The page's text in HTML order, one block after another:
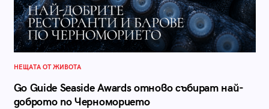
НЕЩАТА ОТ ЖИВОТА
Go Guide Seaside Awards отново събират най-
доброто по Черноморието